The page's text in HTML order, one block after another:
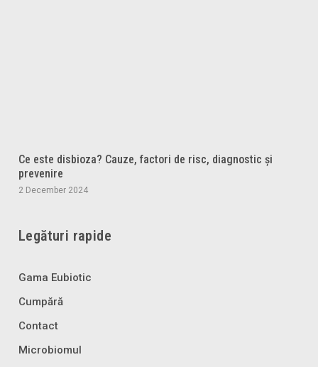
Ce este disbioza? Cauze, factori de risc, diagnostic și
prevenire
2 December 2024
Legături rapide
Gama Eubiotic
Cumpără
Contact
Microbiomul